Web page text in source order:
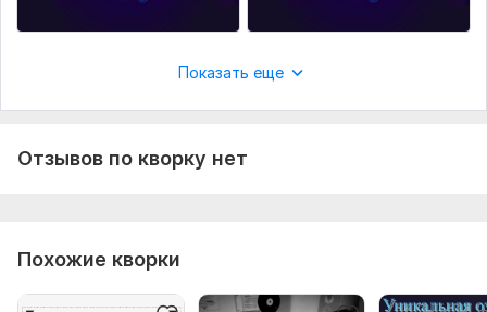
Показать еще
Отзывов по кворку нет
Похожие кворки